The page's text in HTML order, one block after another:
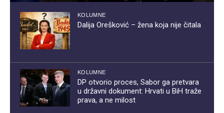
KOLUMNE
Dalija Orešković – žena koja nije čitala
KOLUMNE
DP otvorio proces, Sabor ga pretvara
u državni dokument: Hrvati u BiH traže
prava, a ne milost